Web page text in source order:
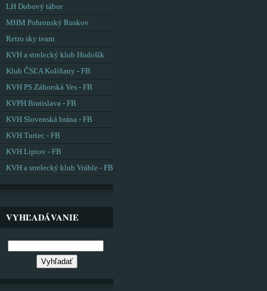
LH Dobový tábor
MHM Pohronský Ruskov
Retro sky team
KVH a strelecký klub Hodošík
Klub ČSĽA Kolíňany - FB
KVH PS Záhorská Ves - FB
KVPH Bratislava - FB
KVH Slovenská brána - FB
KVH Turiec - FB
KVH Liptov - FB
KVH a strelecký klub Vráble - FB
VYHĽADÁVANIE